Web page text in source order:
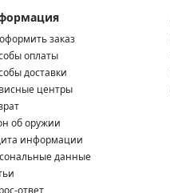
заказ
оплаты
доставки
центры
об оружии
информации
данные